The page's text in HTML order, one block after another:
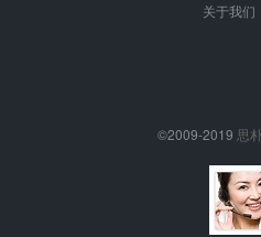
关于我们
©2009-2019 思